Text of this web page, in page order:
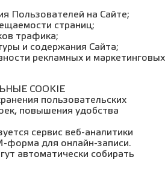
Пользователей на Сайте;
страниц;
трафика;
и содержания Сайта;
рекламных и маркетинговых
COOKIE
пользовательских
повышения удобства
сервис веб-аналитики
форма для онлайн-записи.
автоматически собирать